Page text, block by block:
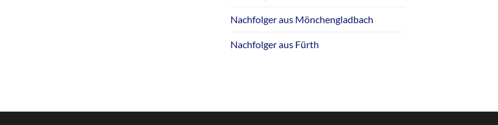
Nachfolger aus Mönchengladbach
Nachfolger aus Fürth